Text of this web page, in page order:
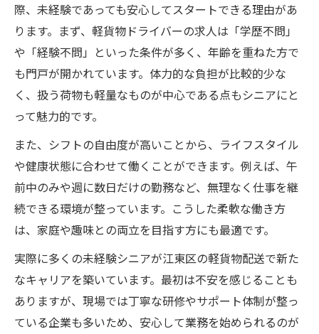
際、未経験であっても安心してスタートできる理由があ
ります。まず、軽貨物ドライバーの求人は「学歴不問」
や「経験不問」といった条件が多く、年齢を重ねた方で
も門戸が開かれています。体力的な負担が比較的少な
く、扱う荷物も軽量なものが中心である点もシニアにと
って魅力的です。
また、シフトの自由度が高いことから、ライフスタイル
や健康状態に合わせて働くことができます。例えば、午
前中のみや週に数日だけの勤務など、無理なく仕事を継
続できる環境が整っています。こうした柔軟な働き方
は、家庭や趣味との両立を目指す方にも最適です。
実際に多くの未経験シニアが江東区の軽貨物配送で新た
なキャリアを築いています。最初は不安を感じることも
ありますが、現場では丁寧な研修やサポート体制が整っ
ている企業も多いため、安心して業務を始められるのが